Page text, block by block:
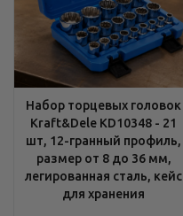
Набор торцевых головок
Kraft&Dele KD10348 - 21
шт, 12-гранный профиль,
размер от 8 до 36 мм,
легированная сталь, кейс
для хранения